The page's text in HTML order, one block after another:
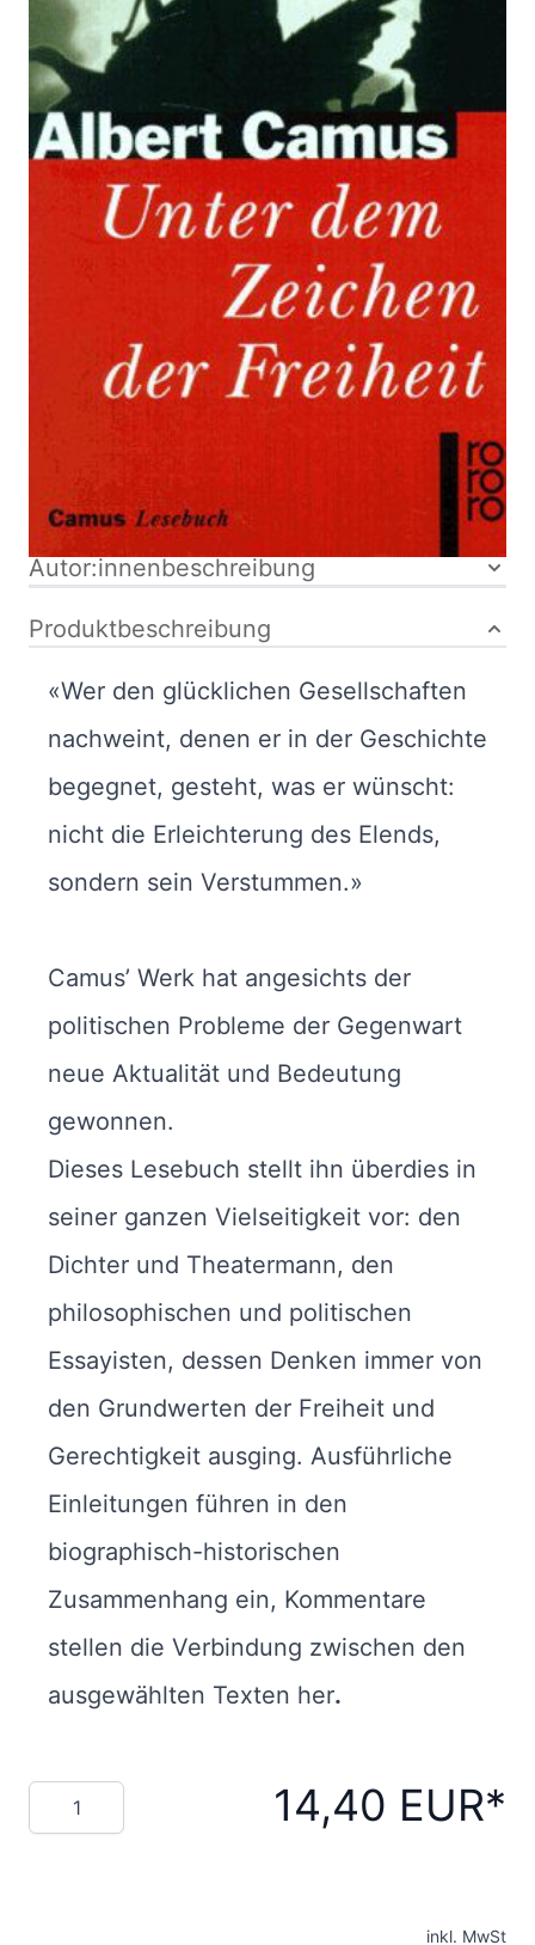
Zur Wunschliste hinzufügen
Camus-Lesebuch
VonCamus,Albert
Verlag:
01.11.1993
320 Seiten
kartoniert
ISBN: 978-3-
499-22200-9
Bibliografische Daten
Autor:innenbeschreibung
Produktbeschreibung
«Wer den glücklichen Gesellschaften
nachweint, denen er in der Geschichte
begegnet, gesteht, was er wünscht:
nicht die Erleichterung des Elends,
sondern sein Verstummen.»
Camus’ Werk hat angesichts der
politischen Probleme der Gegenwart
neue Aktualität und Bedeutung
gewonnen.
Dieses Lesebuch stellt ihn überdies in
seiner ganzen Vielseitigkeit vor: den
Dichter und Theatermann, den
philosophischen und politischen
Essayisten, dessen Denken immer von
den Grundwerten der Freiheit und
Gerechtigkeit ausging. Ausführliche
Einleitungen führen in den
biographisch-historischen
Zusammenhang ein, Kommentare
stellen die Verbindung zwischen den
ausgewählten Texten her.
Menge 14,40 EUR
inkl. MwSt